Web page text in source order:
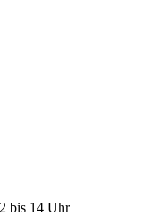
bis 14 Uhr